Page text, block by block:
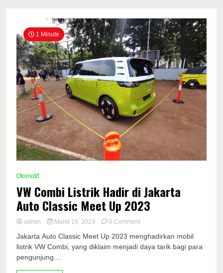
1 Minute
Otomotif
VW Combi Listrik Hadir di Jakarta
Auto Classic Meet Up 2023
admin Maret 19, 2023 0 Commenton
Combi
Listrik
Jakarta Auto Classic Meet Up 2023 menghadirkan mobil
listrik VW Combi, yang diklaim menjadi daya tarik bagi para
pengunjung....